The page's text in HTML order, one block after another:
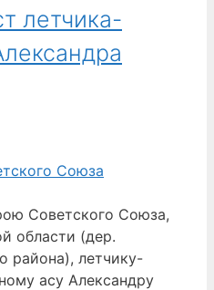
летчика-
Советского Союза,
области (дер.
района), летчику-
асу Александру